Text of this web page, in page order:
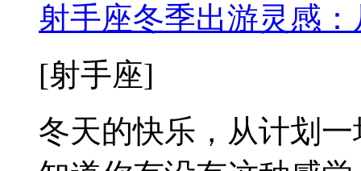
射手座冬季出游灵感
[射手座]
冬天的快乐，从计划